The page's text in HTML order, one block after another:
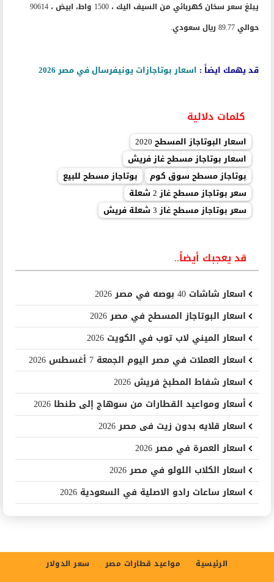
يبلغ سعر سخان كهربائي من السيف اليك ، 1500 واط، ابيض ، 90614
حوالي 89.77 ريال سعودي.
قد يهمك ايضاً : اسعار بوتاجازات يونيفرسال في مصر 2026
كلمات دلالية
اسعار البوتاجاز المسطح 2020
اسعار بوتاجاز مسطح غاز فريش
بوتاجاز مسطح سوق كوم
بوتاجاز مسطح للبيع
سعر بوتاجاز مسطح غاز 2 شعلة
سعر بوتاجاز مسطح غاز 3 شعلة فريش
قد يعجبك أيضاً..
اسعار شاشات 40 بوصه في مصر 2026
اسعار البوتاجاز المسطح في مصر 2026
اسعار الميني لاب توب في الكويت 2026
اسعار العملات في مصر اليوم الجمعة 7 أغسطس 2026
اسعار شفاط المطبخ فريش 2026
أسعار ومواعيد القطارات من سوهاج إلى طنطا 2026
اسعار قلايه بدون زيت فى مصر 2026
اسعار العمرة في مصر 2026
اسعار الكلاب اللولو في مصر 2026
اسعار ساعات رادو الاصلية في السعودية 2026
الرئيسية مواعيد قطارات مصر
سعر الدولار